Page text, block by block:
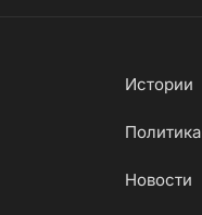
Истории
Политика
Новости